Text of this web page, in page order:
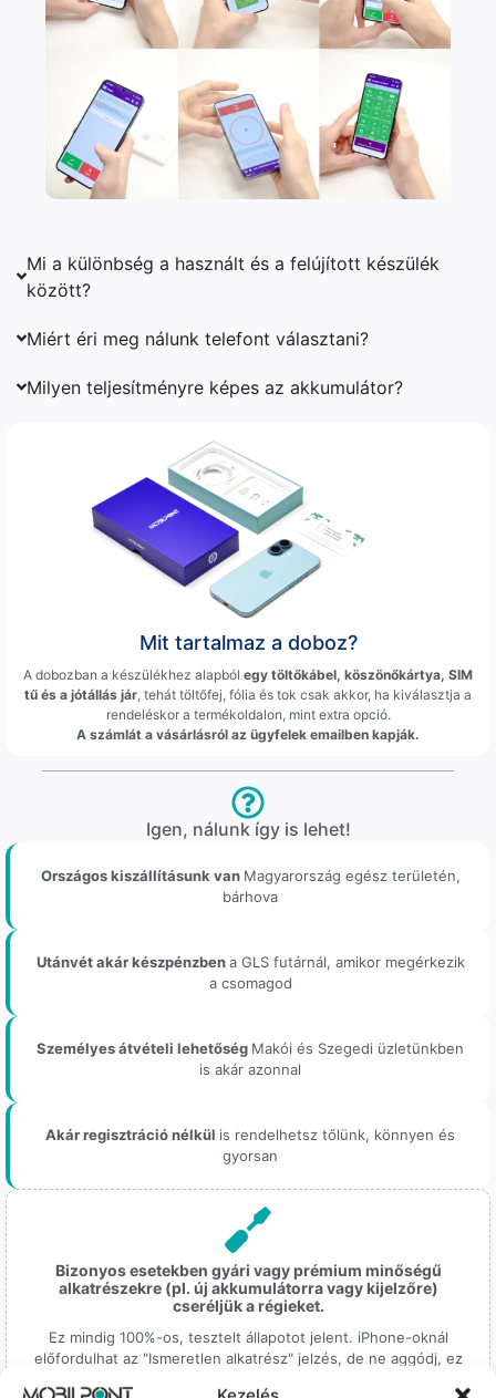
Mi a különbség a használt és a felújított készülék
között?
Miért éri meg nálunk telefont választani?
Milyen teljesítményre képes az akkumulátor?
Mit tartalmaz a doboz?
A dobozban a készülékhez alapból egy töltőkábel, köszönőkártya, SIM
tű és a jótállás jár, tehát töltőfej, fólia és tok csak akkor, ha kiválasztja a
rendeléskor a termékoldalon, mint extra opció.
A számlát a vásárlásról az ügyfelek emailben kapják.
Igen, nálunk így is lehet!
Országos kiszállításunk van Magyarország egész területén,
bárhova
Utánvét akár készpénzbena GLS futárnál, amikor megérkezik
a csomagod
Személyes átvételi lehetőség Makói és Szegedi üzletünkben
is akár azonnal
Akár regisztráció nélkül is rendelhetsz tőlünk, könnyen és
gyorsan
Bizonyos esetekben gyári vagy prémium minőségű
alkatrészekre (pl. új akkumulátorra vagy kijelzőre)
cseréljük a régieket.
Ez mindig 100%-os, tesztelt állapotot jelent. iPhone-oknál
előfordulhat az "Ismeretlen alkatrész" jelzés, de ne aggódj, ez